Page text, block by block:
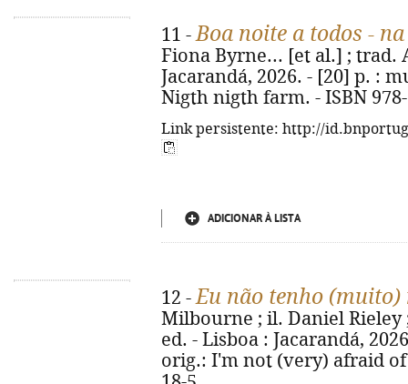
11 -Boa noite a todos -
Fiona Byrne... [et al.] ; trad.
Jacarandá, 2026. - [20] p. :
Nigth nigth farm. - ISBN 978-
Link persistente: http://
ADICIONAR À LISTA
12 -Eu não tenho (muito)
Milbourne ; il. Daniel Rieley
ed. - Lisboa : Jacarandá,
orig.: I'm not (very) afraid of